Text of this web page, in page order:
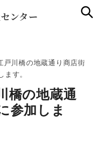
ンター
戸川橋の地蔵通り商店街
す。
橋の地蔵通
参加しま